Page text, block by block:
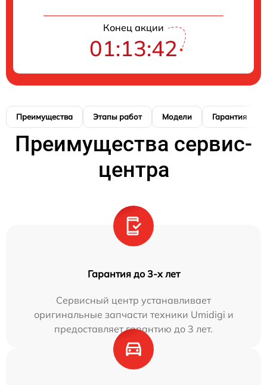
Конец акции
01:13:41
Преимущества Этапы работ Модели Гарантия
Преимущества сервис-
центра
Гарантия до 3-х лет
Сервисный центр устанавливает
оригинальные запчасти техники Umidigi и
предоставляет гарантию до 3 лет.